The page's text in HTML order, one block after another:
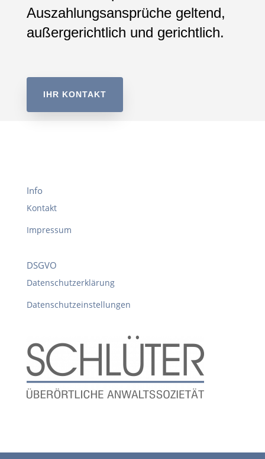
Auszahlungsansprüche geltend,
außergerichtlich und gerichtlich.
IHR KONTAKT
Info
Kontakt
Impressum
DSGVO
Datenschutzerklärung
Datenschutzeinstellungen